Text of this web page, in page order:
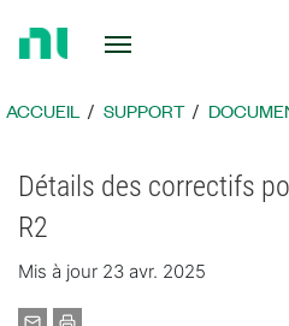
page
ACCUEIL SUPPORT
Détails des correctifs
R2
Mis à jour 23 avr. 2025